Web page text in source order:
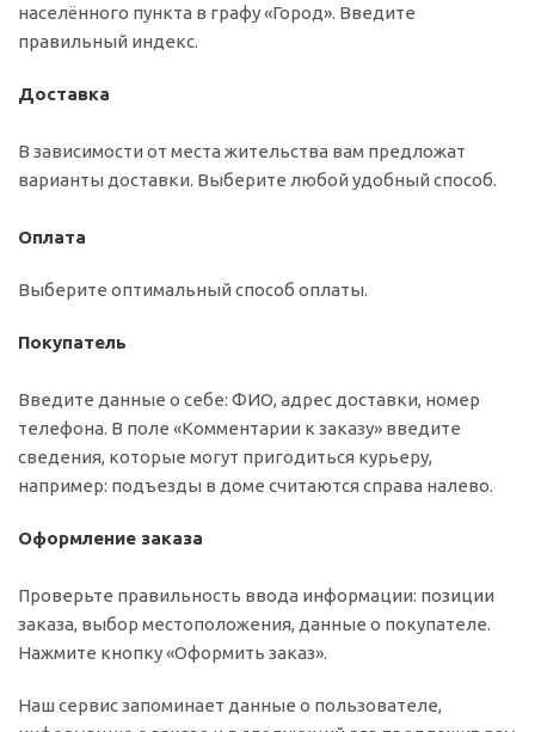
населённого пункта в графу «Город». Введите
правильный индекс.
Доставка
В зависимости от места жительства вам предложат
варианты доставки. Выберите любой удобный способ.
Оплата
Выберите оптимальный способ оплаты.
Покупатель
Введите данные о себе: ФИО, адрес доставки, номер
телефона. В поле «Комментарии к заказу» введите
сведения, которые могут пригодиться курьеру,
например: подъезды в доме считаются справа налево.
Оформление заказа
Проверьте правильность ввода информации: позиции
заказа, выбор местоположения, данные о покупателе.
Нажмите кнопку «Оформить заказ».
Наш сервис запоминает данные о пользователе,